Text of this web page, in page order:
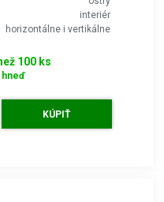
interiér
horizontálne i vertikálne
100 ks
KÚPIŤ